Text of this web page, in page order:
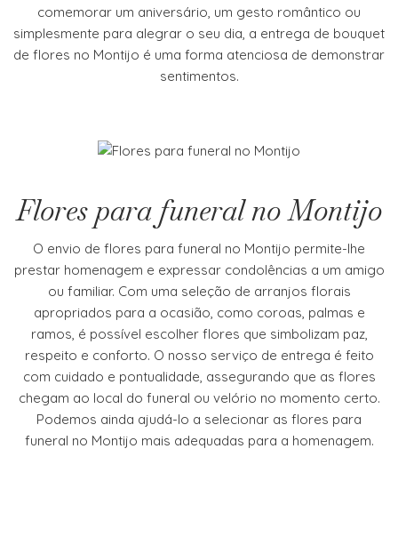
comemorar um aniversário, um gesto romântico ou
simplesmente para alegrar o seu dia, a entrega de bouquet
de flores no Montijo é uma forma atenciosa de demonstrar
sentimentos.
Flores para funeral no Montijo
O envio de flores para funeral no Montijo permite-lhe
prestar homenagem e expressar condolências a um amigo
ou familiar. Com uma seleção de arranjos florais
apropriados para a ocasião, como coroas, palmas e
ramos, é possível escolher flores que simbolizam paz,
respeito e conforto. O nosso serviço de entrega é feito
com cuidado e pontualidade, assegurando que as flores
chegam ao local do funeral ou velório no momento certo.
Podemos ainda ajudá-lo a selecionar as flores para
funeral no Montijo mais adequadas para a homenagem.